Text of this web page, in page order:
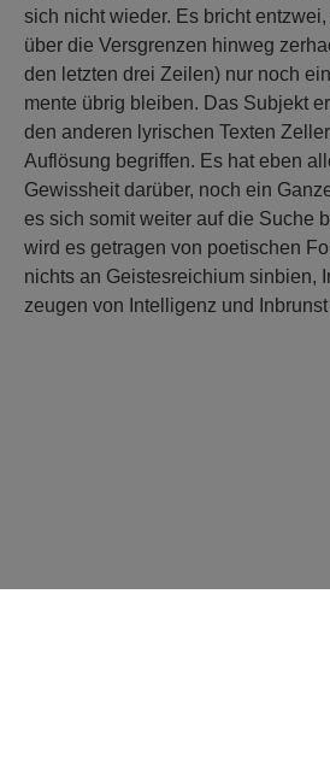
sich nicht wieder. Es bricht
über die Versgrenzen hinweg
den letzten drei Zeilen) nur noch
mente übrig bleiben. Das Subjekt
den anderen lyrischen Texten
Auflösung begriffen. Es hat eben
Gewissheit darüber, noch ein
es sich somit weiter auf die Suche
wird es getragen von poetischen
nichts an Geistesreichium sinbien,
zeugen von Intelligenz und